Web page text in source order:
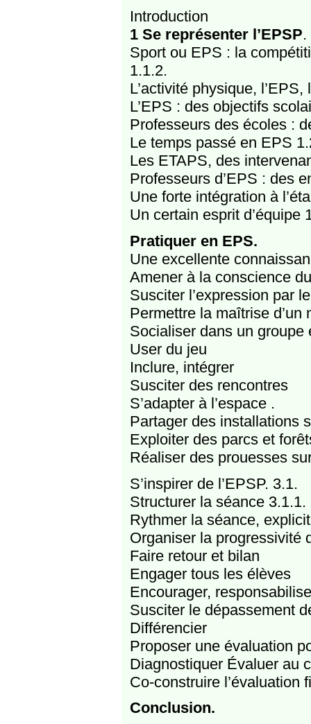
Introduction
1 Se représenter l’EPSP
Sport ou EPS : la
1.1.2.
L’activité physique,
L’EPS : des objectifs
Professeurs des écoles :
Le temps passé en EPS
Les ETAPS, des
Professeurs d’EPS : des
Une forte intégration à
Un certain esprit d’équipe
Pratiquer en EPS.
Une excellente
Amener à la conscience
Susciter l’expression par
Permettre la maîtrise
Socialiser dans un groupe
User du jeu
Inclure, intégrer
Susciter des rencontres
S’adapter à l’espace .
Partager des installations
Exploiter des parcs et
Réaliser des prouesses
S’inspirer de l’EPSP. 3.1.
Structurer la séance 3.1.1.
Rythmer la séance,
Organiser la progressivité
Faire retour et bilan
Engager tous les élèves
Encourager,
Susciter le dépassement
Différencier
Proposer une évaluation
Diagnostiquer Évaluer au
Co-construire l’évaluation
Conclusion.